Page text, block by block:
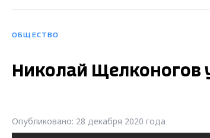
ОБЩЕСТВО
Николай Щелконогов
Опубликовано: 28 декабря 2020 года